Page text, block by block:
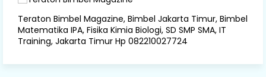
Teraton Bimbel Magazine, Bimbel Jakarta Timur, Bimbel
Matematika IPA, Fisika Kimia Biologi, SD SMP SMA, IT
Training, Jakarta Timur Hp 082210027724